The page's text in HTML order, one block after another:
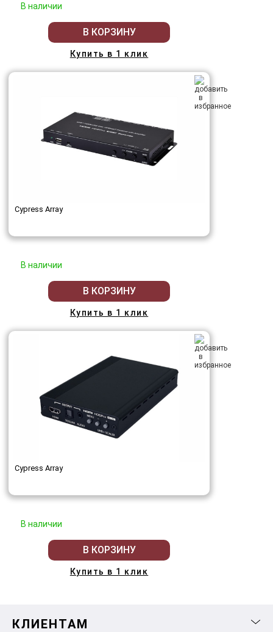
В наличии
В КОРЗИНУ
Купить в 1 клик
Cypress Array
В наличии
В КОРЗИНУ
Купить в 1 клик
Cypress Array
В наличии
В КОРЗИНУ
Купить в 1 клик
КЛИЕНТАМ